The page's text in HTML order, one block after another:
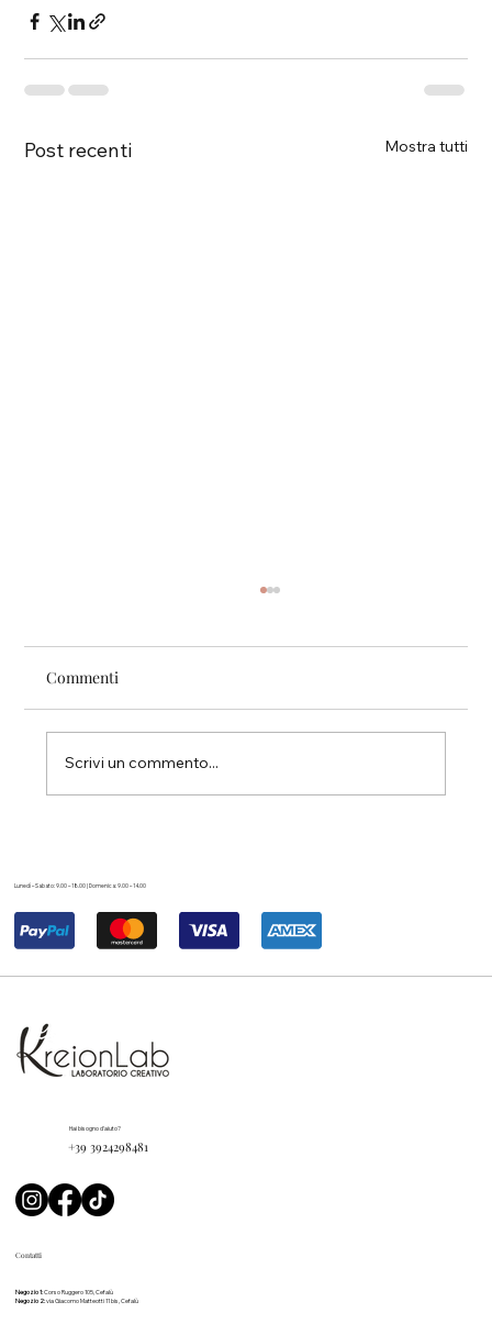
Post recenti Mostra tutti
Pari.
Commenti
Scrivi un commento...
Contatti
Negozio 1:Corso Ruggero 105, Cefalù
Negozio 2:via Giacomo Matteotti 11 bis, Cefalù
Hai bisogno d'aiuto?
+39 3924298481
Lunedì – Sabato: 9.00 – 18.00 | Domenica: 9.00 – 14.00